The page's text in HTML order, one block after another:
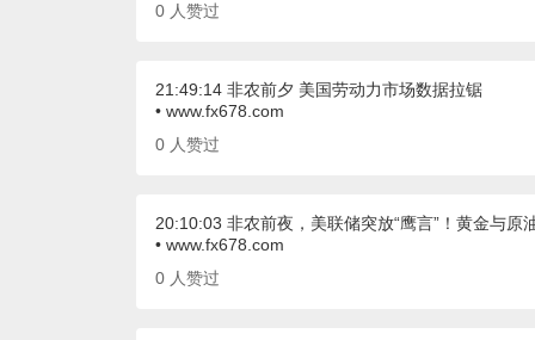
0 人赞过
21:49:14 非农前夕 美国劳动力市场数据拉锯
• www.fx678.com
0 人赞过
20:10:03 非农前夜，美联储突放“鹰言”！黄金与原
• www.fx678.com
0 人赞过